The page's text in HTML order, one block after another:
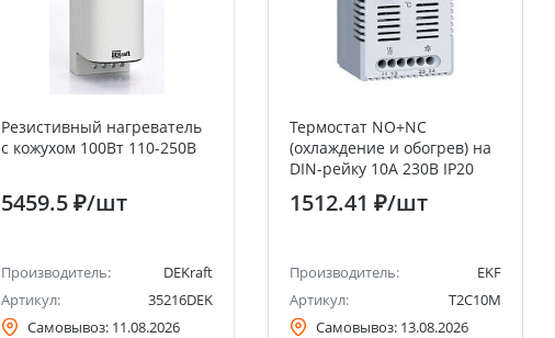
Резистивный нагреватель
с кожухом 100Вт 110-250В
5459.5 ₽/шт
Производитель:
DEKraft
Артикул:
35216DEK
Самовывоз: 11.08.2026
Термостат NO+NC
(охлаждение и обогрев) на
DIN-рейку 10A 230В IP20
EKF PROxima
1512.41 ₽/шт
Производитель:
EKF
Артикул:
T2C10M
Самовывоз: 13.08.2026